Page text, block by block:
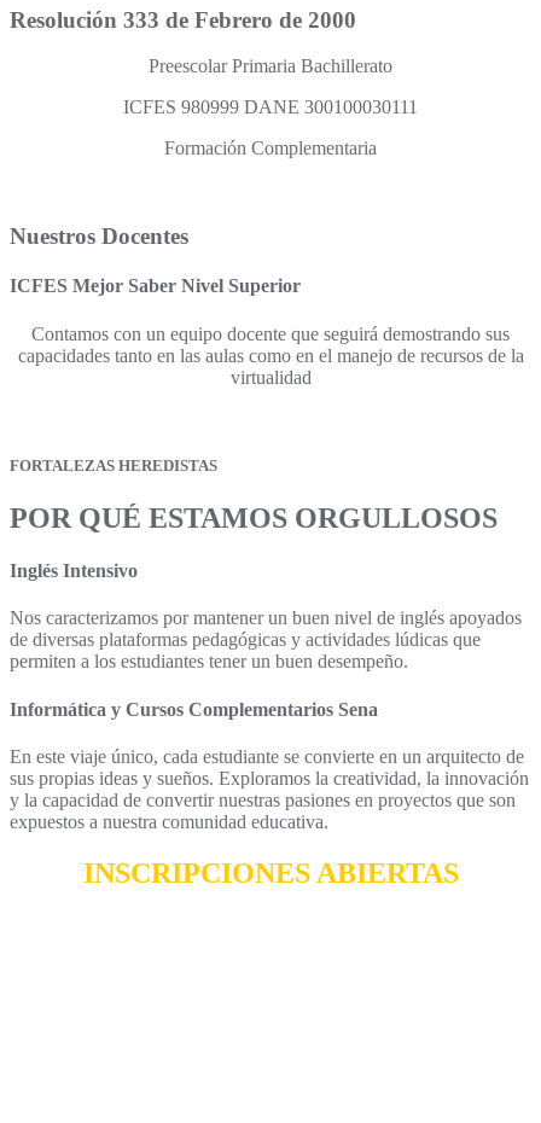
Resolución 333 de Febrero de 2000
Preescolar Primaria Bachillerato
ICFES 980999 DANE 300100030111
Formación Complementaria
Nuestros Docentes
ICFES Mejor Saber Nivel Superior
Contamos con un equipo docente que seguirá demostrando sus
capacidades tanto en las aulas como en el manejo de recursos de la
virtualidad
FORTALEZAS HEREDISTAS
POR QUÉ ESTAMOS ORGULLOSOS
Inglés Intensivo
Nos caracterizamos por mantener un buen nivel de inglés apoyados
de diversas plataformas pedagógicas y actividades lúdicas que
permiten a los estudiantes tener un buen desempeño.
Informática y Cursos Complementarios Sena
En este viaje único, cada estudiante se convierte en un arquitecto de
sus propias ideas y sueños. Exploramos la creatividad, la innovación
y la capacidad de convertir nuestras pasiones en proyectos que son
expuestos a nuestra comunidad educativa.
INSCRIPCIONES ABIERTAS